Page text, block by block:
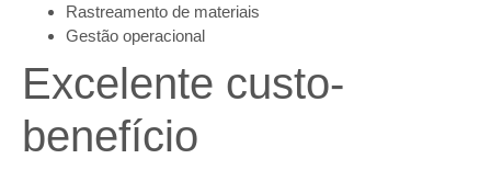
Rastreamento de materiais
Gestão operacional
Excelente custo-
benefício